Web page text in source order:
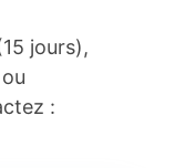
jours),
: